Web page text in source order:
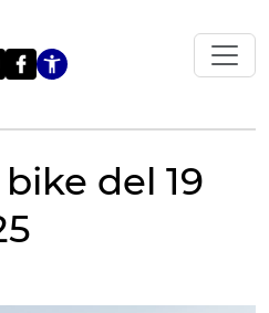
Apri le
del 19